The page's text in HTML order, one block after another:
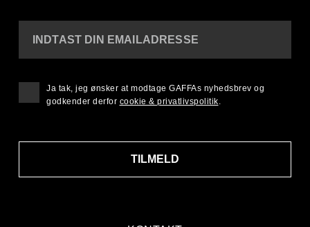
INDTAST DIN EMAILADRESSE
TILMELD
Ja tak, jeg ønsker at modtage GAFFAs nyhedsbrev og
godkender derfor cookie & privatlivspolitik.